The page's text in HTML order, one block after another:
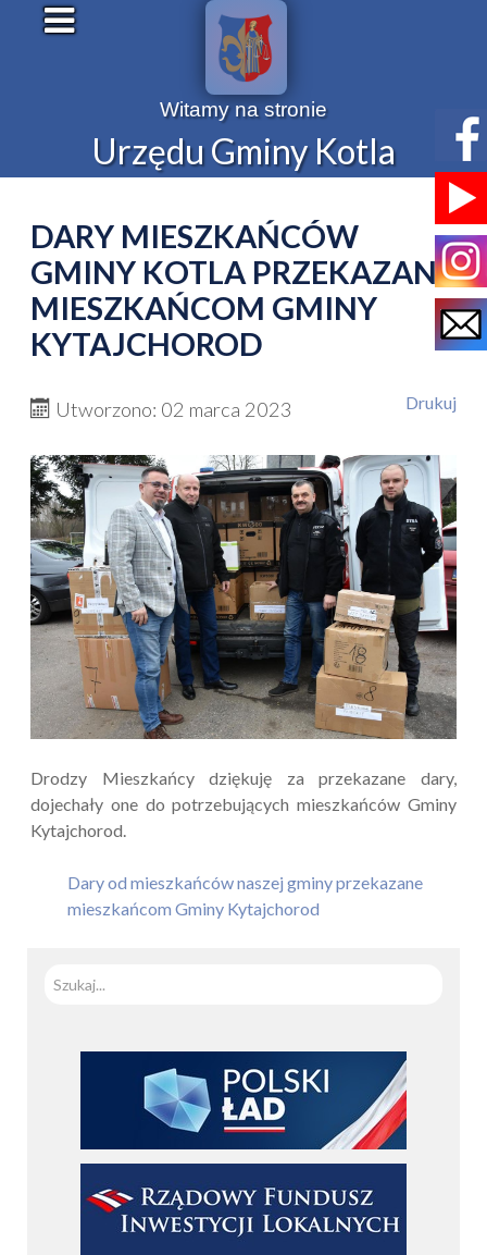
Witamy na stronie
Urzędu Gminy Kotla
DARY MIESZKAŃCÓW
GMINY KOTLA PRZEKAZANE
MIESZKAŃCOM GMINY
KYTAJCHOROD
Drukuj
Utworzono: 02 marca 2023
Drodzy Mieszkańcy dziękuję za przekazane dary,
dojechały one do potrzebujących mieszkańców Gminy
Kytajchorod.
Dary od mieszkańców naszej gminy przekazane
mieszkańcom Gminy Kytajchorod